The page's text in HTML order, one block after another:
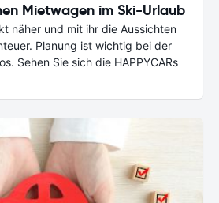
Mietwagen im Ski-Urlaub
näher und mit ihr die Aussichten
Planung ist wichtig bei der
Sehen Sie sich die HAPPYCARs